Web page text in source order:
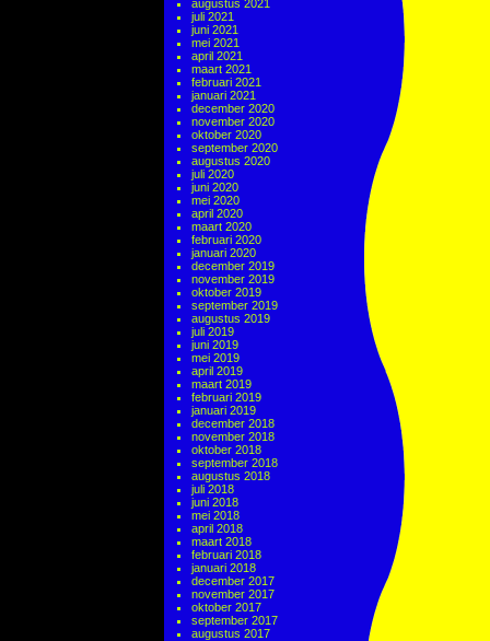
augustus 2021
juli 2021
juni 2021
mei 2021
april 2021
maart 2021
februari 2021
januari 2021
december 2020
november 2020
oktober 2020
september 2020
augustus 2020
juli 2020
juni 2020
mei 2020
april 2020
maart 2020
februari 2020
januari 2020
december 2019
november 2019
oktober 2019
september 2019
augustus 2019
juli 2019
juni 2019
mei 2019
april 2019
maart 2019
februari 2019
januari 2019
december 2018
november 2018
oktober 2018
september 2018
augustus 2018
juli 2018
juni 2018
mei 2018
april 2018
maart 2018
februari 2018
januari 2018
december 2017
november 2017
oktober 2017
september 2017
augustus 2017